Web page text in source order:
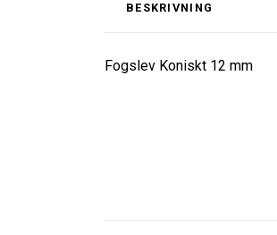
BESKRIVNING
Fogslev Koniskt 12 mm